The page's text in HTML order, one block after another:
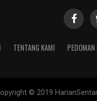
TENTANG KAMI
© 2019